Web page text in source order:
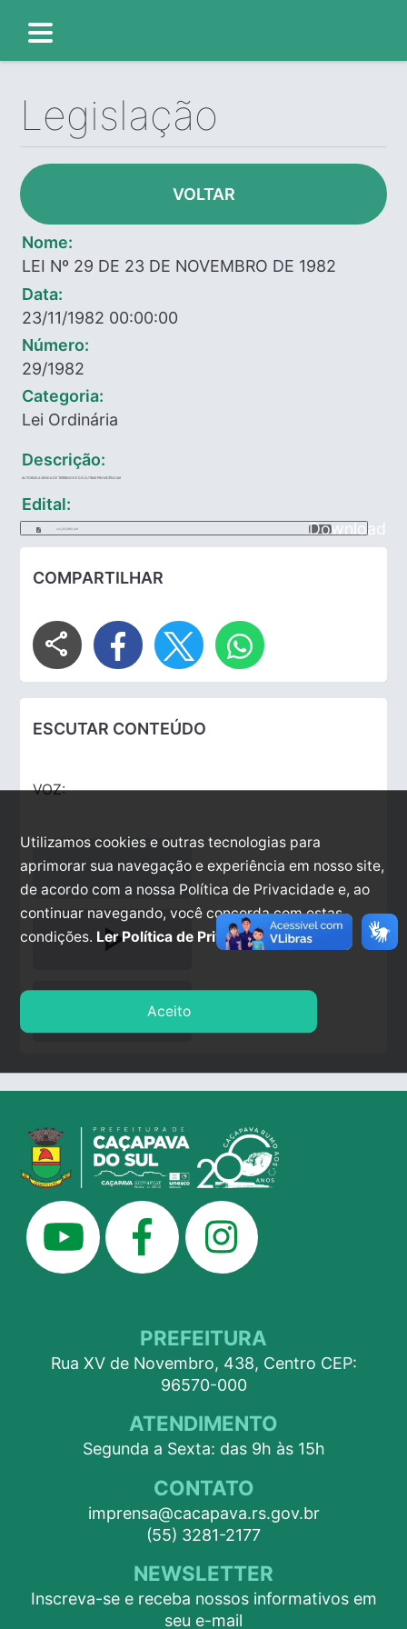
Legislação
VOLTAR
Nome:
LEI Nº 29 DE 23 DE NOVEMBRO DE 1982
Data:
23/11/1982 00:00:00
Número:
29/1982
Categoria:
Lei Ordinária
Descrição:
AUTORIZA A VENDA DE TERRENOS E DÁ OUTRAS PROVIDÊNCIAS
Edital:
Lei_29_1982.pdf Download
COMPARTILHAR
share
ESCUTAR CONTEÚDO
VOZ:
play_arrow
PREFEITURA
Rua XV de Novembro, 438, Centro CEP:
96570-000
ATENDIMENTO
Segunda a Sexta: das 9h às 15h
CONTATO
imprensa@cacapava.rs.gov.br
(55) 3281-2177
NEWSLETTER
Inscreva-se e receba nossos informativos em
seu e-mail
Utilizamos cookies e outras tecnologias para
aprimorar sua navegação e experiência em nosso site,
de acordo com a nossa Política de Privacidade e, ao
continuar navegando, você concorda com estas
condições. Ler Política de Privacidade.
Aceito